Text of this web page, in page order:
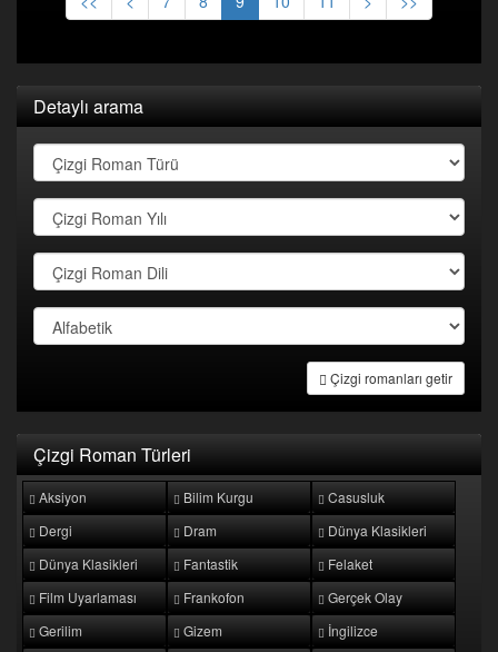
Detaylı arama
Çizgi romanları getir
Çizgi Roman Türleri
Aksiyon Bilim Kurgu
Casusluk
Dergi
Dram
Dünya Klasikleri
Dünya Klasikleri
Fantastik
Felaket
Film Uyarlaması
Frankofon
Gerçek Olay
Gerilim
Gizem
İngilizce